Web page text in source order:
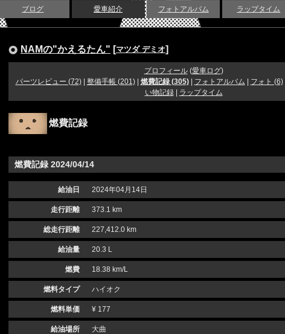
ブログ 愛車紹介 フォトアルバム ラップタイム
NAMの"かえるたん" [マツダ デミオ]
プロフィール(愛車ログ)
パーツレビュー (72)| 整備手帳 (201)| 燃費記録 (305)| フォトアルバム フォト (6)|
い物記録| ラップタイム
燃費記録
燃費記録 2024/04/14
給油日 2024年04月14日
走行距離 373.1 km
総走行距離 227,412.0 km
給油量 20.3 L
燃費 18.38 km/L
燃料タイプ ハイオク
燃料単価 ¥ 177
給油場所 大曲